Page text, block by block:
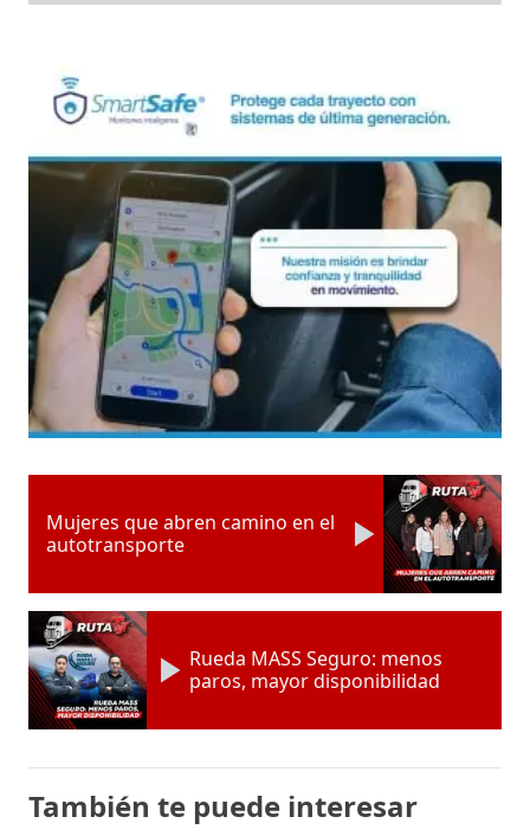
Mujeres que abren camino en el
autotransporte
Rueda MASS Seguro: menos
paros, mayor disponibilidad
También te puede interesar